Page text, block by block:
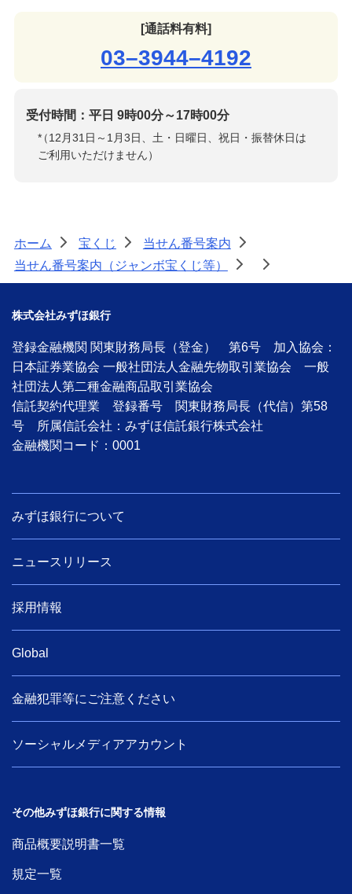
[通話料有料]
03–3944–4192
受付時間：平日 9時00分～17時00分
*
（12月31日～1月3日、土・日曜日、祝日・振替休日は
ご利用いただけません）
ホーム > 宝くじ > 当せん番号案内
>
当せん番号案内（ジャンボ宝くじ等）
> >
株式会社みずほ銀行
登録金融機関 関東財務局長（登金） 第6号 加入協会：
日本証券業協会 一般社団法人金融先物取引業協会 一般
社団法人第二種金融商品取引業協会
信託契約代理業 登録番号 関東財務局長（代信）第58
号 所属信託会社：みずほ信託銀行株式会社
金融機関コード：0001
みずほ銀行について
ニュースリリース
採用情報
Global
金融犯罪等にご注意ください
ソーシャルメディアアカウント
その他みずほ銀行に関する情報
商品概要説明書一覧
規定一覧